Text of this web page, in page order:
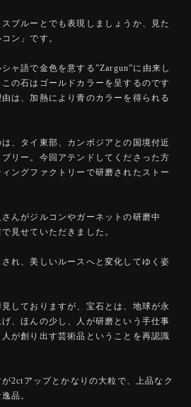
ブルーとでも表現しましょうか、見た
ン」です。
ャ語で金色を意する”Zargun”に由来し
の石はゴールドカラーを呈するのです
は、加熱により青のカラーを得られる
、タイ東部、カンボジアとの国境付近
リー。今回アテンドしてくださった方
ングファクトリーで研磨されたストー
んがジルコンやガーネットの研磨中
見せていただきました。
れ、美しいルースへと変化してゆく姿
しておりますが、宝石とは、地球が永
、ほんの少し、人が研磨という手仕事
が創り出す芸術品ということを再認識
2ctアップとかなりの大粒で、上品なク
品。